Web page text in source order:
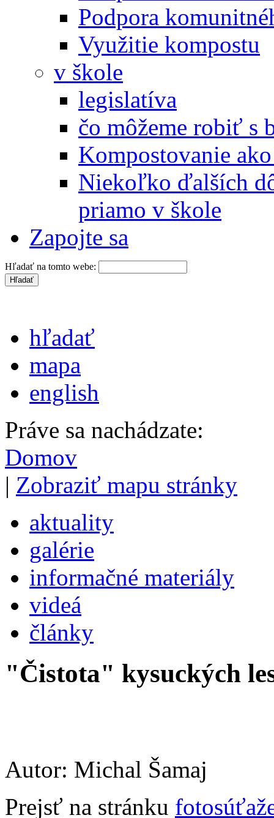
Podpora
Využitie kompostu
v škole
legislatíva
čo môžeme robiť s
Kompostovanie
Niekoľko ďalších
priamo v škole
Zapojte sa
Hľadať na tomto webe:
hľadať
mapa
english
Práve sa nachádzate:
Domov
| Zobraziť mapu stránky
aktuality
galérie
informačné materiály
videá
články
"Čistota" kysuckých
Autor: Michal Šamaj
Prejsť na stránku